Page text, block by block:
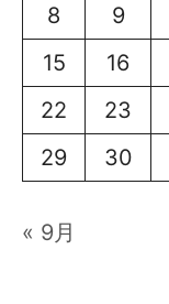
8
9
15
16
22
23
29
30
« 9月